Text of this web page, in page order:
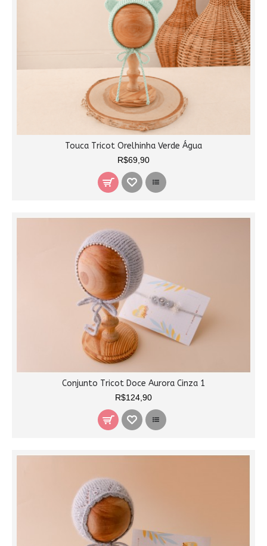
Touca Tricot Orelhinha Verde Água
R$69,90
Conjunto Tricot Doce Aurora Cinza 1
R$124,90